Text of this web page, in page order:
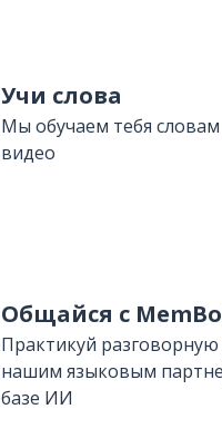
Учи слова
Мы обучаем тебя словам
видео
Общайся с
Практикуй разговорную
нашим языковым
базе ИИ